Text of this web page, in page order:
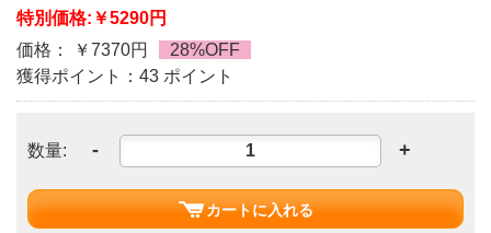
特別価格: ￥5290円
価格： ￥7370円
28%OFF
獲得ポイント：43 ポイント
数量: - +
カートに入れる